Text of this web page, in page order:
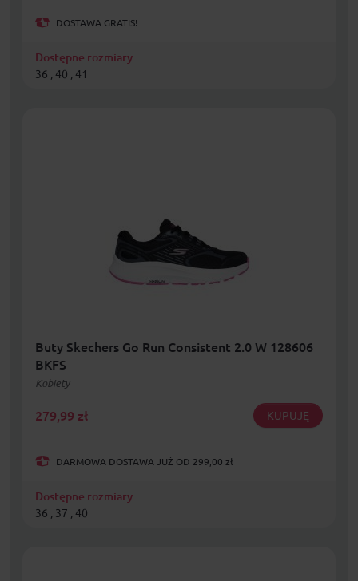
DOSTAWA GRATIS!
Dostępne rozmiary:
36 , 40 , 41
Buty Skechers Go Run Consistent 2.0 W 128606
BKFS
Kobiety
279,99 zł KUPUJĘ
DARMOWA DOSTAWA JUŻ OD 299,00 zł
Dostępne rozmiary:
36 , 37 , 40